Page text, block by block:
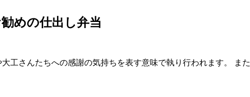
めの仕出し弁当
工さんたちへの感謝の気持ちを表す意味で執り行われます。